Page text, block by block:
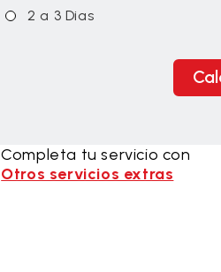
2 a 3 Dias
Completa tu servicio con
Otros servicios extras